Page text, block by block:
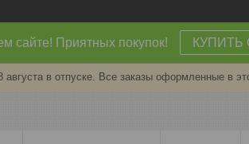
сайте! Приятных покупок! КУПИТЬ
августа в отпуске. Все заказы оформленные в